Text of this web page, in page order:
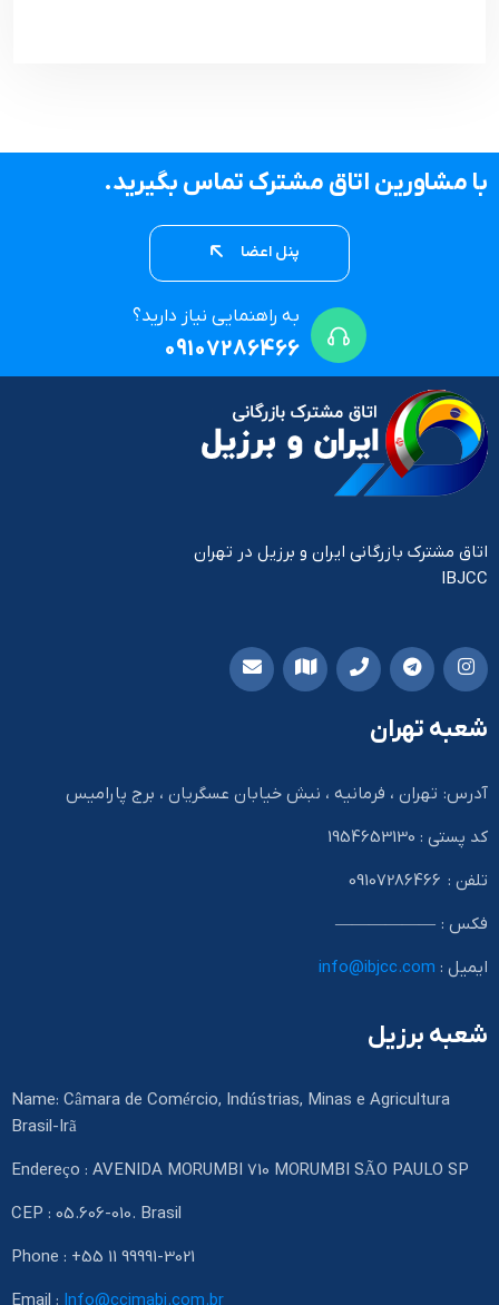
با مشاورین اتاق مشترک تماس بگیرید.
پنل اعضا
به راهنمایی نیاز دارید؟
09107286466
اتاق مشترک بازرگانی ایران و برزیل در تهران
IBJCC
شعبه تهران
آدرس: تهران ، فرمانیه ، نبش خیابان عسگریان ، برج پارامیس
کد پستی : 1954653130
تلفن : 09107286466
فکس : ——————
ایمیل : info@ibjcc.com
شعبه برزیل
Name: Câmara de Comércio, Indústrias, Minas e Agricultura
Brasil-Irã
Endereço : AVENIDA MORUMBI 710 MORUMBI SÃO PAULO SP
CEP : 05.606-010. Brasil
Phone : +55 11 99991-3021